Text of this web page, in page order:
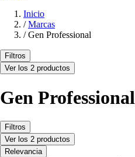
Inicio
/ Marcas
/ Gen Professional
Filtros
Ver los 2 productos
Gen Professional
Filtros
Ver los 2 productos
Relevancia